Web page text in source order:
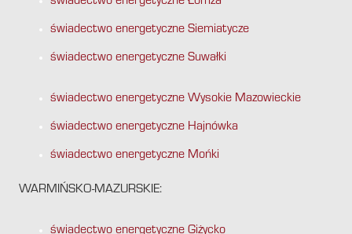
świadectwo energetyczne Siemiatycze
świadectwo energetyczne Suwałki
świadectwo energetyczne Wysokie Mazowieckie
świadectwo energetyczne Hajnówka
świadectwo energetyczne Mońki
WARMIŃSKO-MAZURSKIE:
świadectwo energetyczne Giżycko